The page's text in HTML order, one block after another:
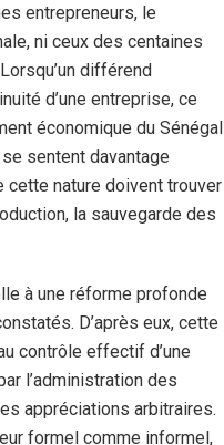
entrepreneurs, le
ni ceux des centaines
différend
d’une entreprise, ce
économique du Sénégal
sentent davantage
nature doivent trouver
la sauvegarde des
à une réforme profonde
D’après eux, cette
contrôle effectif d’une
l’administration des
appréciations arbitraires.
formel comme informel,